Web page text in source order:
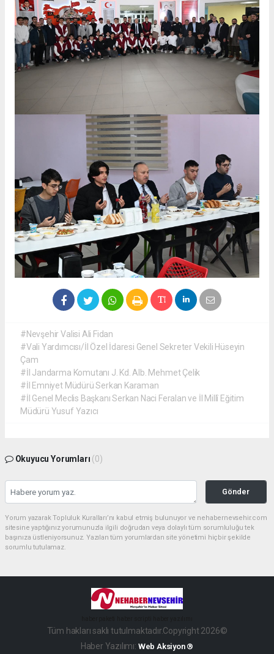
#Nevşehir Valisi Ali Fidan
#Vali Yardımcısı/İl Özel İdaresi Genel Sekreter Vekili Hüseyin
Çam
#İl Jandarma Komutanı J. Kd. Alb. Mehmet Çelik
#İl Emniyet Müdürü Serkan Karaman
#İl Genel Meclis Başkanı Serkan Naci Feralan ve İl Millî Eğitim
Müdürü Yusuf Yazıcı
Okuyucu Yorumları (0)
Gönder
Yorum yazarak Topluluk Kuralları’nı kabul etmiş bulunuyor ve nehabernevsehir.com
sitesine yaptığınız yorumunuzla ilgili doğrudan veya dolaylı tüm sorumluluğu tek
başınıza üstleniyorsunuz. Yazılan tüm yorumlardan site yönetimi hiçbir şekilde
sorumlu tutulamaz.
Tüm hakları saklı tutulmaktadır.Copyright 2026©
Haber Yazılımı: Web Aksiyon ®